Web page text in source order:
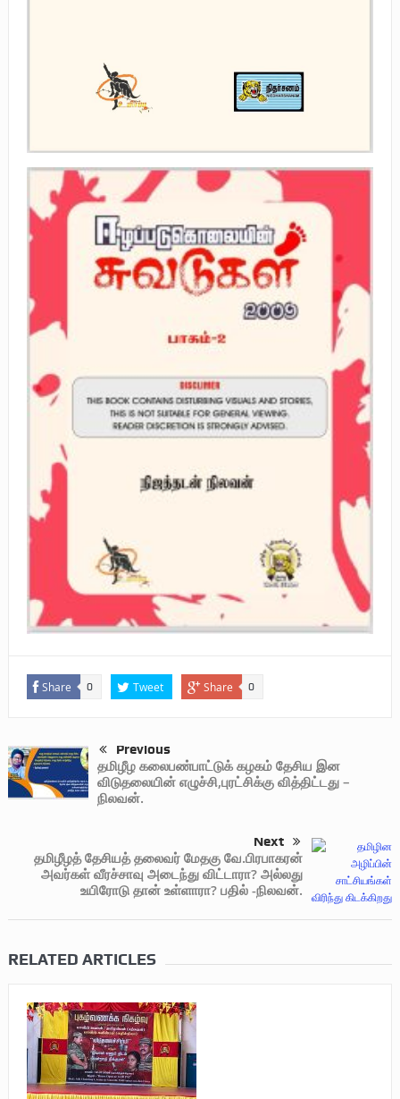
Share 0 Tweet Share 0
Previous
தமிழீழ கலைபண்பாட்டுக் கழகம் தேசிய இன
விடுதலையின் எழுச்சி,புரட்சிக்கு வித்திட்டது –
நிலவன்.
Next
தமிழீழத் தேசியத் தலைவர் மேதகு வே.பிரபாகரன்
அவர்கள் வீரச்சாவு அடைந்து விட்டாரா? அல்லது
உயிரோடு தான் உள்ளாரா? பதில் -நிலவன்.
RELATED ARTICLES